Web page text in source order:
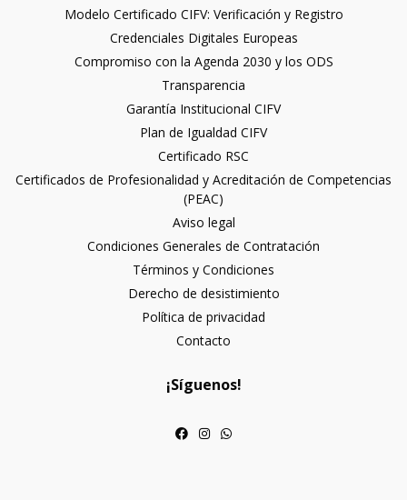
Modelo Certificado CIFV: Verificación y Registro
Credenciales Digitales Europeas
Compromiso con la Agenda 2030 y los ODS
Transparencia
Garantía Institucional CIFV
Plan de Igualdad CIFV
Certificado RSC
Certificados de Profesionalidad y Acreditación de Competencias
(PEAC)
Aviso legal
Condiciones Generales de Contratación
Términos y Condiciones
Derecho de desistimiento
Política de privacidad
Contacto
¡Síguenos!